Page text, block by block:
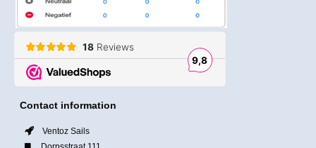
Contact information
Ventoz Sails